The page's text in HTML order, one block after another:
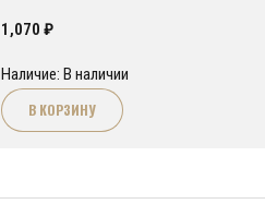
1,070 ₽
Наличие: В наличии
В КОРЗИНУ